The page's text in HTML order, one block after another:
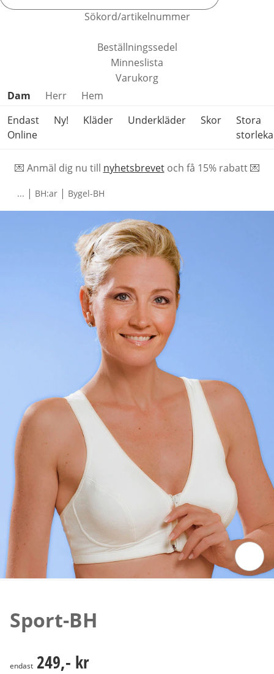
Sökord/artikelnummer
Beställningssedel
Minneslista
Varukorg
Hoppa över produktkategorier
Dam Herr
Hem
Endast
Online
Ny! Kläder Underkläder Skor
Stora
💌 Anmäl dig nu till nyhetsbrevetoch få 15% rabatt 💌
... | BH:ar | Bygel-BH
Sport-BH
249,- kr
endast 249,- kr